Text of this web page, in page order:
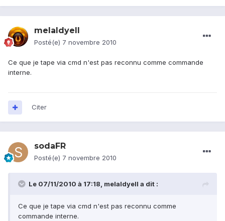
melaldyell
Posté(e) 7 novembre 2010
Ce que je tape via cmd n'est pas reconnu comme commande
interne.
Citer
sodaFR
Posté(e) 7 novembre 2010
Le 07/11/2010 à 17:18, melaldyell a dit :
Ce que je tape via cmd n'est pas reconnu comme
commande interne.